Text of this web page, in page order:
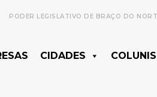
PODER LEGISLATIVO DE BRAÇO DO
CIDADES